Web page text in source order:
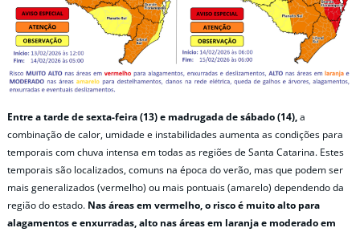
Entre a tarde de sexta-feira (13) e madrugada de sábado (14),a
combinação de calor, umidade e instabilidades aumenta as condições para
temporais com chuva intensa em todas as regiões de Santa Catarina. Estes
temporais são localizados, comuns na época do verão, mas que podem ser
mais generalizados (vermelho) ou mais pontuais (amarelo) dependendo da
região do estado. Nas áreas em vermelho, o risco é muito alto para
alagamentos e enxurradas, alto nas áreas em laranja e moderado em